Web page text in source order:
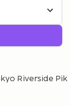
Riverside Pik